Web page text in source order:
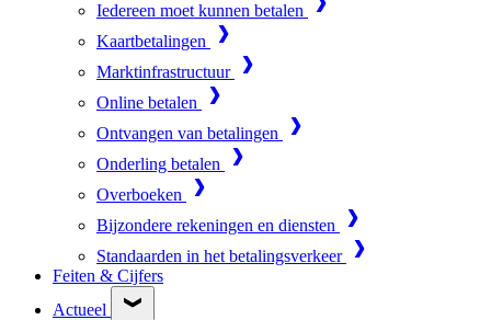
Iedereen moet kunnen betalen
Kaartbetalingen
Marktinfrastructuur
Online betalen
Ontvangen van betalingen
Onderling betalen
Overboeken
Bijzondere rekeningen en diensten
Standaarden in het betalingsverkeer
Feiten & Cijfers
Actueel